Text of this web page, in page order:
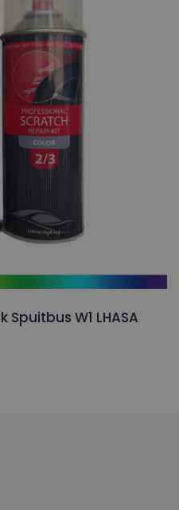
W1 LHASA